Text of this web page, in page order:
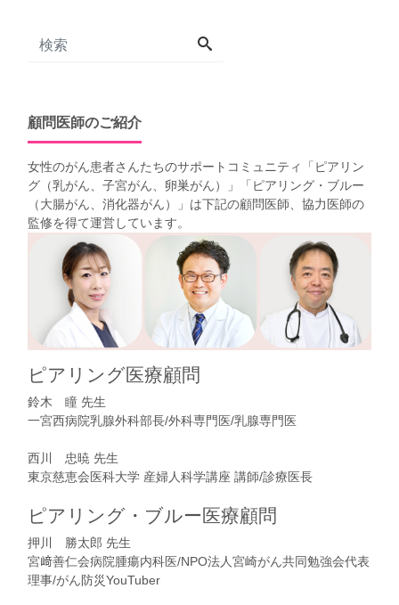
顧問医師のご紹介
女性のがん患者さんたちのサポートコミュニティ「 ピアリン
グ（乳がん、子宮がん、卵巣がん）
」「 ピアリング・ブルー
（大腸がん、消化器がん）
」は下記の顧問医師、協力医師の
監修を得て運営しています。
ピアリング医療顧問
鈴木 瞳 先生
一宮西病院乳腺外科部長/外科専門医/乳腺専門医
西川 忠暁 先生
東京慈恵会医科大学 産婦人科学講座 講師/診療医長
ピアリング・ブルー医療顧問
押川 勝太郎 先生
宮﨑善仁会病院腫瘍内科医/NPO法人宮崎がん共同勉強会代表
理事/がん防災YouTuber